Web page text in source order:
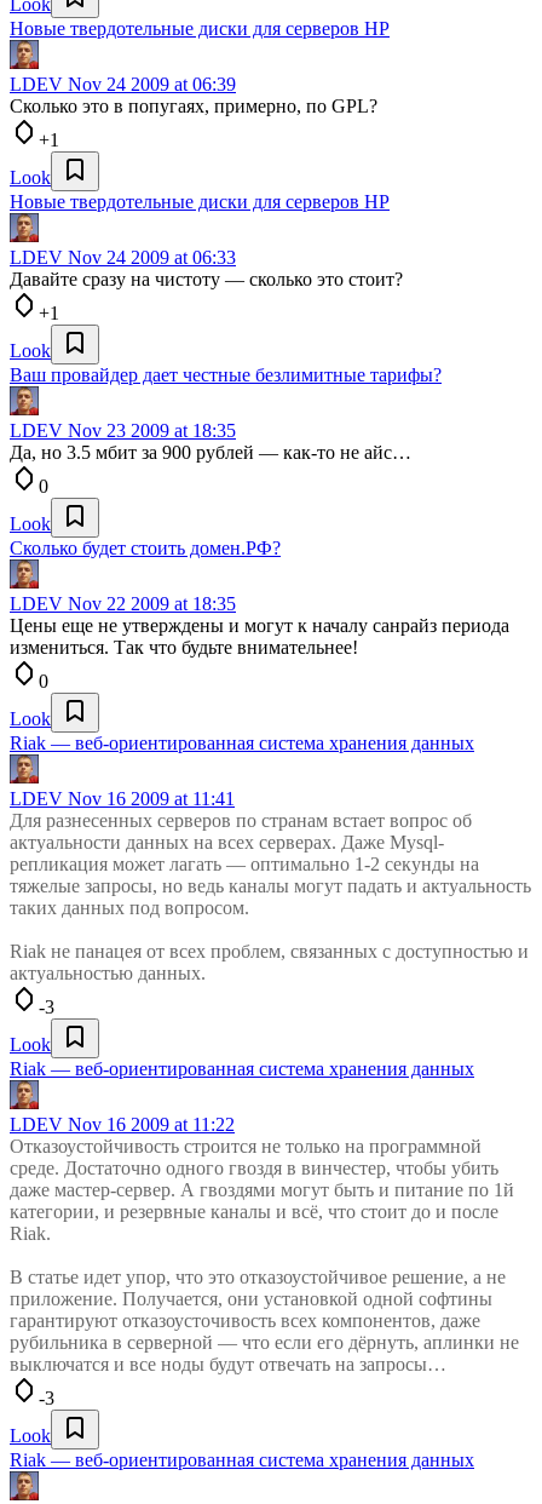
Look
Новые твердотельные диски для серверов HP
LDEV Nov 24 2009 at 06:39
Сколько это в попугаях, примерно, по GPL?
+1
Look
Новые твердотельные диски для серверов HP
LDEV Nov 24 2009 at 06:33
Давайте сразу на чистоту — сколько это стоит?
+1
Look
Ваш провайдер дает честные безлимитные тарифы?
LDEV Nov 23 2009 at 18:35
Да, но 3.5 мбит за 900 рублей — как-то не айс…
0
Look
Сколько будет стоить домен.РФ?
LDEV Nov 22 2009 at 18:35
Цены еще не утверждены и могут к началу санрайз периода
измениться. Так что будьте внимательнее!
0
Look
Riak — веб-ориентированная система хранения данных
LDEV Nov 16 2009 at 11:41
Для разнесенных серверов по странам встает вопрос об
актуальности данных на всех серверах. Даже Mysql-
репликация может лагать — оптимально 1-2 секунды на
тяжелые запросы, но ведь каналы могут падать и актуальность
таких данных под вопросом.
Riak не панацея от всех проблем, связанных с доступностью и
актуальностью данных.
-3
Look
Riak — веб-ориентированная система хранения данных
LDEV Nov 16 2009 at 11:22
Отказоустойчивость строится не только на программной
среде. Достаточно одного гвоздя в винчестер, чтобы убить
даже мастер-сервер. А гвоздями могут быть и питание по 1й
категории, и резервные каналы и всё, что стоит до и после
Riak.
В статье идет упор, что это отказоустойчивое решение, а не
приложение. Получается, они установкой одной софтины
гарантируют отказоусточивость всех компонентов, даже
рубильника в серверной — что если его дёрнуть, аплинки не
выключатся и все ноды будут отвечать на запросы…
-3
Look
Riak — веб-ориентированная система хранения данных